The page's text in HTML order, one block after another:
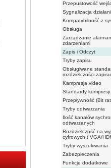
Przepustowość
Sygnalizacja
Kompatybilność z
Obsługa
Zarządzanie
zdarzeniami
Zapis i Odczyt
Tryby zapisu
Obsługiwane
rozdzielczości
Kampresja video
Standardy kompresji
Przepływność (Bit
Tryby odtwarzania
Ilość kanałów
odtwarzanych
Rozdzielczość na
cyfrowych ( VGA/
Tryby wyszukiwania
Zabezpieczenia
Funkcje dodatkowe